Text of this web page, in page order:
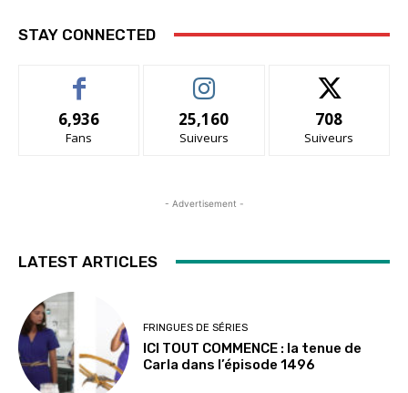
STAY CONNECTED
6,936
Fans
25,160
Suiveurs
708
Suiveurs
- Advertisement -
LATEST ARTICLES
FRINGUES DE SÉRIES
ICI TOUT COMMENCE : la tenue de
Carla dans l’épisode 1496